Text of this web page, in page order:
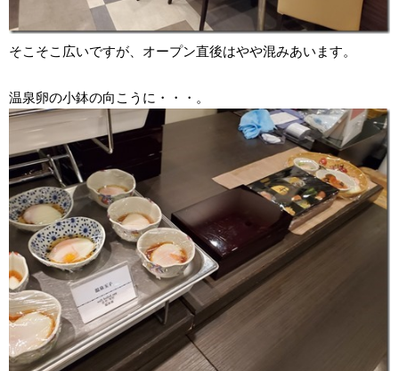
そこそこ広いですが、オープン直後はやや混みあいます。
温泉卵の小鉢の向こうに・・・。